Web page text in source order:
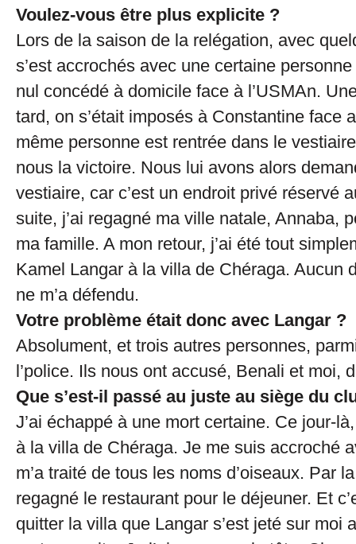
Voulez-vous être plus explicite ?
Lors de la saison de la relégation, avec
s’est accrochés avec une certaine
nul concédé à domicile face à l’USMAn.
tard, on s’était imposés à Constantine face
même personne est rentrée dans le
nous la victoire. Nous lui avons alors
vestiaire, car c’est un endroit privé réservé
suite, j’ai regagné ma ville natale, Annaba,
ma famille. A mon retour, j’ai été tout
Kamel Langar à la villa de Chéraga. Aucun
ne m’a défendu.
Votre problème était donc avec Langar ?
Absolument, et trois autres personnes,
l’police. Ils nous ont accusé, Benali et moi,
Que s’est-il passé au juste au siège du
J’ai échappé à une mort certaine. Ce jour-
à la villa de Chéraga. Je me suis accroché
m’a traité de tous les noms d’oiseaux. Par
regagné le restaurant pour le déjeuner. Et
quitter la villa que Langar s’est jeté sur moi